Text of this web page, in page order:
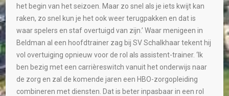
het begin van het seizoen. Maar zo snel als je iets kwijt kan
raken, zo snel kun je het ook weer terugpakken en dat is
waar spelers en staf overtuigd van zijn.’ Waar menigeen in
Beldman al een hoofdtrainer zag bij SV Schalkhaar tekent hij
vol overtuiging opnieuw voor de rol als assistent-trainer. ‘Ik
ben bezig met een carrièreswitch vanuit het onderwijs naar
de zorg en zal de komende jaren een HBO-zorgopleiding
combineren met diensten. Dat is beter inpasbaar in een rol